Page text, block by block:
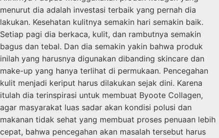
menurut dia adalah investasi terbaik yang pernah dia
lakukan. Kesehatan kulitnya semakin hari semakin baik.
Setiap pagi dia berkaca, kulit, dan rambutnya semakin
bagus dan tebal. Dan dia semakin yakin bahwa produk
inilah yang harusnya digunakan dibanding skincare dan
make-up yang hanya terlihat di permukaan. Pencegahan
kulit menjadi keriput harus dilakukan sejak dini. Karena
itulah dia terinspirasi untuk membuat Byoote Collagen,
agar masyarakat luas sadar akan kondisi polusi dan
makanan tidak sehat yang membuat proses penuaan lebih
cepat, bahwa pencegahan akan masalah tersebut harus